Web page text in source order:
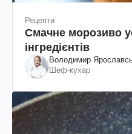
Рецепти
Смачне морозиво
інгредієнтів
Володимир
Шеф-кухар